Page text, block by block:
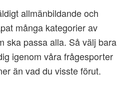
allmänbildande och
många kategorier av
ska passa alla. Så välj bara
igenom våra frågesporter
än vad du visste förut.